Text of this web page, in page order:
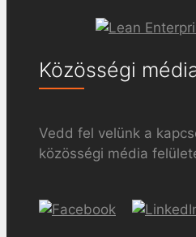
Közösségi
Vedd fel velünk a
közösségi média